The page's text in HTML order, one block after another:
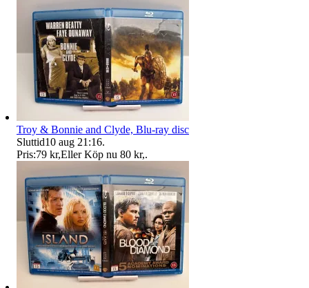
Troy & Bonnie and Clyde, Blu-ray disc
Sluttid10 aug 21:16.
Pris:79 kr,Eller Köp nu 80 kr,.